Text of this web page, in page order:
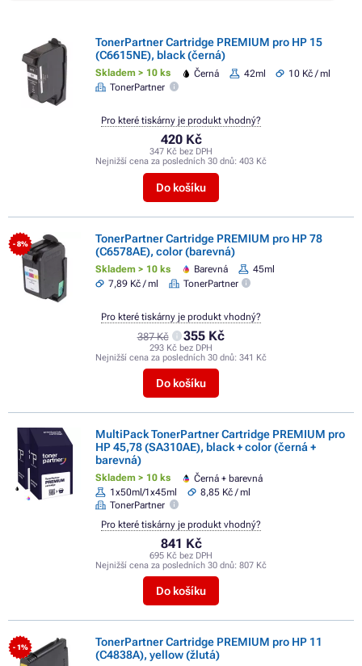
TonerPartner Cartridge PREMIUM pro HP 15
(C6615NE), black (černá)
Skladem > 10 ks Černá 42ml
10 Kč / ml
TonerPartner
420 Kč
347 Kč bez DPH
Nejnižší cena za posledních 30 dnů: 403 Kč
Do košíku
Pro které tiskárny je produkt vhodný?
- 8%
TonerPartner Cartridge PREMIUM pro HP 78
(C6578AE), color (barevná)
Skladem > 10 ks Barevná
45ml
7,89 Kč / ml
TonerPartner
387 Kč 355 Kč
293 Kč bez DPH
Nejnižší cena za posledních 30 dnů: 341 Kč
Do košíku
Pro které tiskárny je produkt vhodný?
MultiPack TonerPartner Cartridge PREMIUM pro
HP 45,78 (SA310AE), black + color (černá +
barevná)
Skladem > 10 ks
Černá + barevná
1x50ml/1x45ml
8,85 Kč / ml
TonerPartner
841 Kč
695 Kč bez DPH
Nejnižší cena za posledních 30 dnů: 807 Kč
Do košíku
Pro které tiskárny je produkt vhodný?
- 1%
TonerPartner Cartridge PREMIUM pro HP 11
(C4838A), yellow (žlutá)